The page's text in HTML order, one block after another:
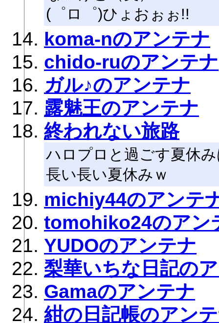
(゜ロ゜)ひょおぉぉ!!
koma-nのアンテナ
chido-ruのアンテナ
ガル♪のアンテナ
露魅王のアンテナ
終われない旅路
ハロプロと過ごす夏休
長い長い夏休みｗ
michiy44のアンテ
tomohiko24のアン
YUDOのアンテナ
梨華いちな日記の
Gamaのアンテナ
紺の日記帳のアン